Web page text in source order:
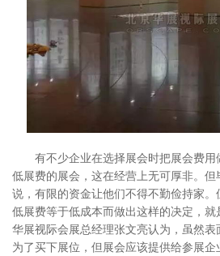
有不少企业在选择展会时把展会费
低展费的展会，这在经营上无可厚非。
说，有限的资金让他们不得不勤俭持家
低展费等于低成本而做出这样的决定，就
华展视际会展总经理张文亮认为，虽然
为了买下展位，但展会应该提供给参展